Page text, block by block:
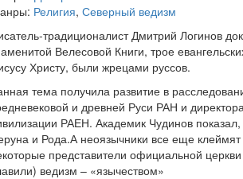
Религия, Северный ведизм
традиционалист Дмитрий Логинов
Велесовой Книги, трое
Христу, были жрецами руссов.
тема получила развитие в
и древней Руси РАН и
РАЕН. Академик Чудинов
и Рода.А неоязычники все еще
представители официальной
ведизм – «язычеством»